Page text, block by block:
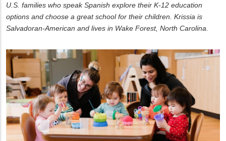
U.S. families who speak Spanish explore their K-12 education
options and choose a great school for their children. Krissia is
Salvadoran-American and lives in Wake Forest, North Carolina.